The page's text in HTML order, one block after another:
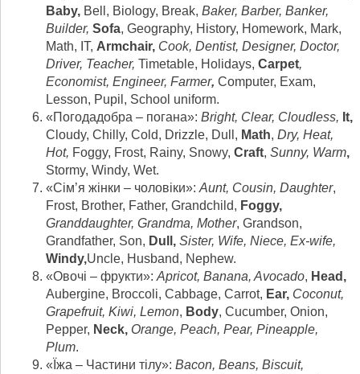
Baby, Bell, Biology, Break, Baker, Barber, Banker,
Builder, Sofa, Geography, History, Homework, Mark,
Math, IT, Armchair, Cook, Dentist, Designer, Doctor,
Driver, Teacher, Timetable, Holidays, Carpet,
Economist, Engineer, Farmer, Computer, Exam,
Lesson, Pupil, School uniform.
«Погодадобра – погана»: Bright, Clear, Cloudless, It,
Cloudy, Chilly, Cold, Drizzle, Dull, Math, Dry, Heat,
Hot, Foggy, Frost, Rainy, Snowy, Craft, Sunny, Warm,
Stormy, Windy, Wet.
«Сім’я жінки – чоловіки»: Aunt, Cousin, Daughter,
Frost, Brother, Father, Grandchild, Foggy,
Granddaughter, Grandma, Mother, Grandson,
Grandfather, Son, Dull, Sister, Wife, Niece, Ex-wife,
Windy,Uncle, Husband, Nephew.
«Овочі – фрукти»: Apricot, Banana, Avocado, Head,
Aubergine, Broccoli, Cabbage, Carrot, Ear, Coconut,
Grapefruit, Kiwi, Lemon, Body, Cucumber, Onion,
Pepper, Neck, Orange, Peach, Pear, Pineapple,
Plum.
«Їжа – Частини тілу»: Bacon, Beans, Biscuit,